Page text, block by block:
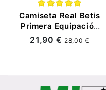
Camiseta Real Betis
Primera Equipación
2026/2027
Verde/Blanco UCL
21,90 €28,00 €